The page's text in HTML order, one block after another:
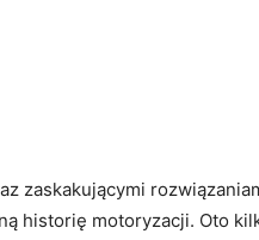
zaskakującymi
historię motoryzacji. Oto⁣